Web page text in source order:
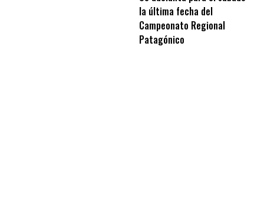
la última fecha del
Campeonato Regional
Patagónico